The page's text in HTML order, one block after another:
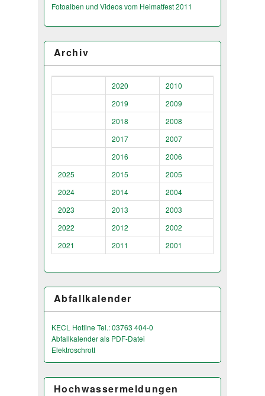
Fotoalben und Videos vom Heimatfest 2011
Archiv
2020
2010
2019
2009
2018
2008
2017
2007
2016
2006
2025
2015
2005
2024
2014
2004
2023
2013
2003
2022
2012
2002
2021
2011 2001
Abfallkalender
KECL Hotline Tel.: 03763 404-0
Abfallkalender als PDF-Datei
Elektroschrott
Hochwassermeldungen